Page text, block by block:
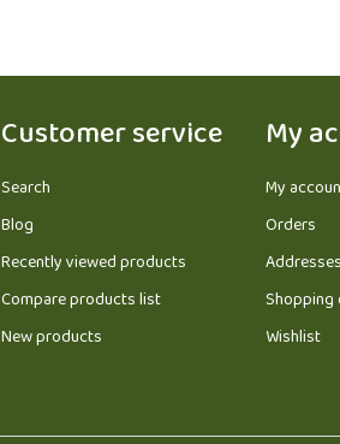
Customer service
Search
Blog
Recently viewed products
Compare products list
New products
My
My
Orders
Addresses
Shopping
Wishlist